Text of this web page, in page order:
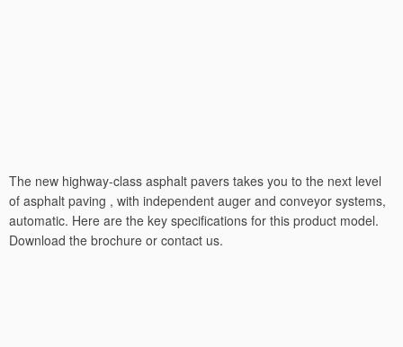
The new highway-class asphalt pavers takes you to the next level
of asphalt paving , with independent auger and conveyor systems,
automatic. Here are the key specifications for this product model.
Download the brochure or contact us.